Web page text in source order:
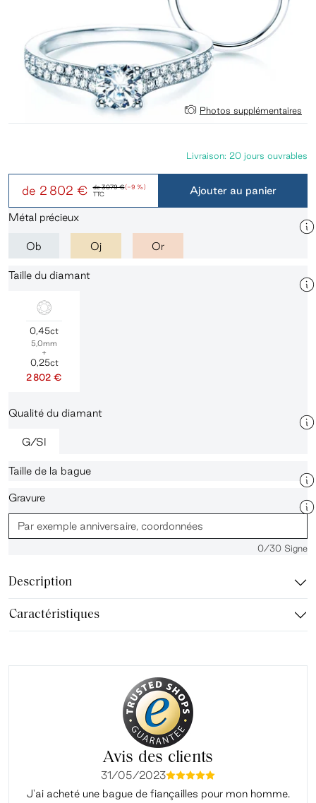
Photos supplémentaires
de3 079 €(-9 %)
de 2 802 € TTC
Livraison: 20 jours ouvrables
Ajouter au panier
Métal précieux
Ob Oj Or
Taille du diamant
0,45ct
5,0mm
+
0,25ct
2 802 €
Qualité du diamant
G/SI
Taille de la bague
Gravure
0/30 Signe
Description
Caractéristiques
Avis des clients
31/05/2023mmmmm
J'ai acheté une bague de fiançailles pour mon homme.